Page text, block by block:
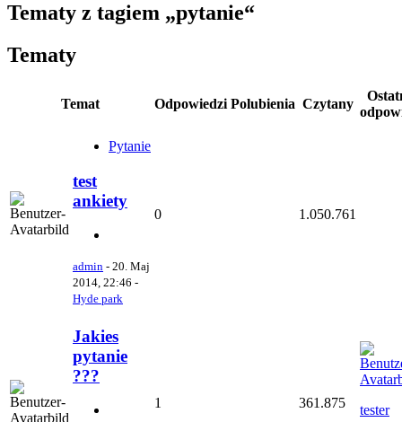
Tematy z tagiem „pytanie“
Tematy
Temat Odpowiedzi Polubienia Czytany
Pytanie
test
ankiety
admin - 20. Maj
2014, 22:46 -
Hyde park
0 1.050.761
Jakies
pytanie
???
1 361.875 tester